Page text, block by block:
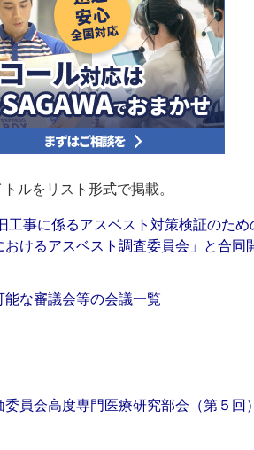
ルをリスト形式で掲載。
工事に係るアスベスト対策検証のた
けるアスベスト調査委員会」と合
能な審議会等の会議一覧
員会高度専門医療研究部会（第５回